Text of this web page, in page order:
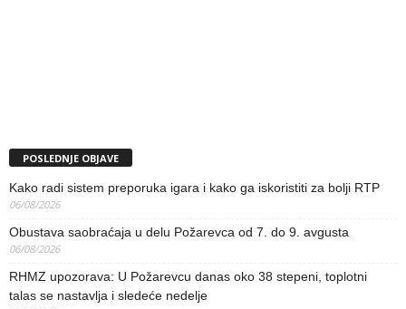
POSLEDNJE OBJAVE
Kako radi sistem preporuka igara i kako ga iskoristiti za bolji RTP
06/08/2026
Obustava saobraćaja u delu Požarevca od 7. do 9. avgusta
06/08/2026
RHMZ upozorava: U Požarevcu danas oko 38 stepeni, toplotni
talas se nastavlja i sledeće nedelje